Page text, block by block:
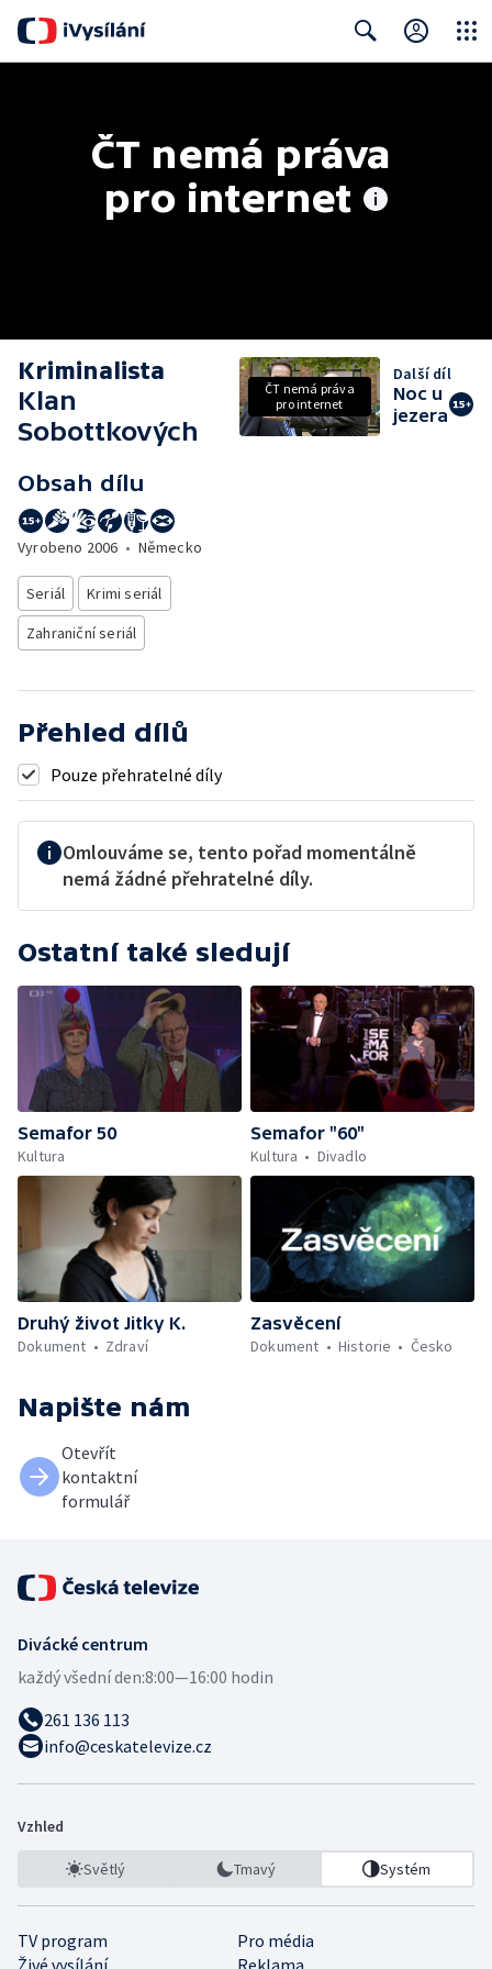
ČT nemá práva
pro internet
Kriminalista
Klan
Sobottkových
Obsah dílu
Vyrobeno 2006 • Německo
Seriál
Krimi seriál
Zahraniční seriál
ČT nemá práva
pro internet
Další díl
Noc u
jezera
Přehled dílů
Pouze přehratelné díly
Omlouváme se, tento pořad momentálně
nemá žádné přehratelné díly.
Ostatní také sledují
Semafor 50
Kultura
Semafor "60"
Kultura
Divadlo
Druhý život Jitky K.
Dokument
Zdraví
Zasvěcení
Dokument
Historie Česko
Napište nám
Otevřít
kontaktní
formulář
Divácké centrum
každý všední den:8:00—16:00 hodin
261 136 113
info@ceskatelevize.cz
Vzhled
Světlý Tmavý Systém
TV program
Pro média
Živé vysílání
Reklama